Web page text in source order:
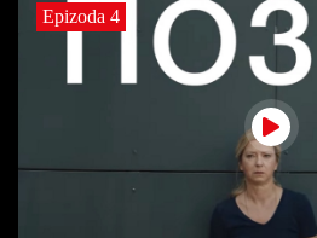
Epizoda 4